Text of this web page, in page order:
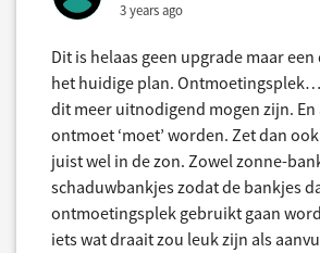
3 years ago
Dit is helaas geen upgrade maar
het huidige plan.
dit meer uitnodigend mogen zijn. En
ontmoet ‘moet’ worden. Zet dan
juist wel in de zon. Zowel zonne-
schaduwbankjes zodat de bankjes
ontmoetingsplek gebruikt gaan
iets wat draait zou leuk zijn als